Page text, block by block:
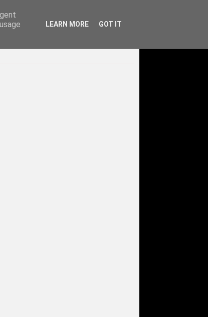
LEARN MORE GOT IT